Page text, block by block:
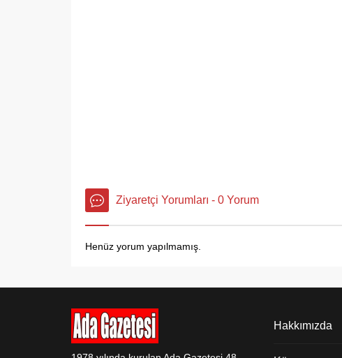
Ziyaretçi Yorumları - 0 Yorum
Henüz yorum yapılmamış.
Hakkımızda